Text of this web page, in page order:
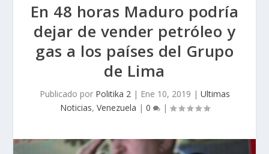
En 48 horas Maduro podría
dejar de vender petróleo y
gas a los países del Grupo
de Lima
Publicado por Politika 2| Ene 10, 2019 | Ultimas
Noticias, Venezuela | 0 |